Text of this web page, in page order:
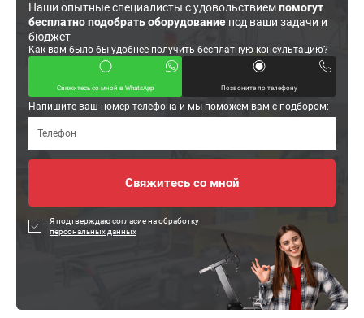
Наши опытные специалисты с удовольствиемпомогут
бесплатно подобрать оборудование под ваши задачи и
бюджет
Как вам было бы удобнее получить бесплатную консультацию?
Свяжитесь со мной в WhatsApp Позвоните по телефону
Напишите ваш номер телефона и мы поможем вам с подбором:
Я подтверждаю согласие на обработку
персональных данных